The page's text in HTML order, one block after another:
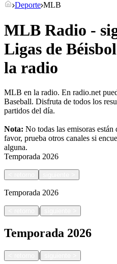
Deporte MLB
MLB Radio -
Ligas de
la radio
MLB en la radio. En radio.net
Baseball. Disfruta de todos los
partidos del día.
Nota: No todas las emisoras
favor, prueba otros canales si
alguna.
Temporada 2026
Temporada 2026
|
Temporada 2026
|